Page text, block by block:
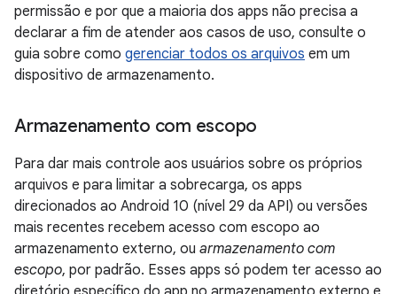
permissão e por que a maioria dos apps não precisa a
declarar a fim de atender aos casos de uso, consulte o
guia sobre como gerenciar todos os arquivos em um
dispositivo de armazenamento.
Armazenamento com escopo
Para dar mais controle aos usuários sobre os próprios
arquivos e para limitar a sobrecarga, os apps
direcionados ao Android 10 (nível 29 da API) ou versões
mais recentes recebem acesso com escopo ao
armazenamento externo, ou armazenamento com
escopo, por padrão. Esses apps só podem ter acesso ao